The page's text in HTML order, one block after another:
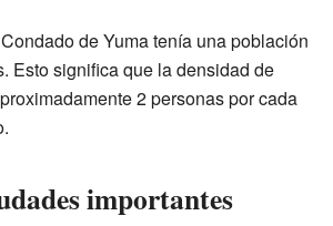
de Yuma tenía una población
Esto significa que la densidad de
2 personas por cada
importantes